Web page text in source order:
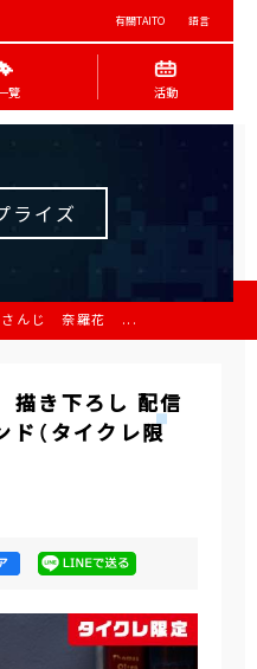
有關TAITO 語言
覽 活動
ライズ
さんじ 奈羅花 ...
き下ろし 配信
ド（タイクレ限